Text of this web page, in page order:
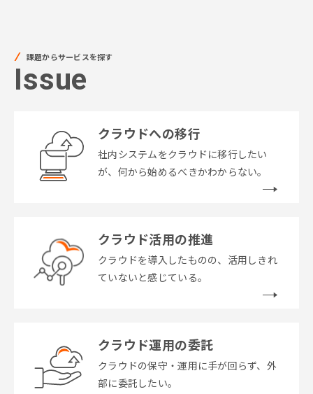
課題からサービスを探す
Issue
クラウドへの移行
社内システムをクラウドに移行したい
が、何から始めるべきかわからない。
クラウド活用の推進
クラウドを導入したものの、活用しきれ
ていないと感じている。
クラウド運用の委託
クラウドの保守・運用に手が回らず、外
部に委託したい。